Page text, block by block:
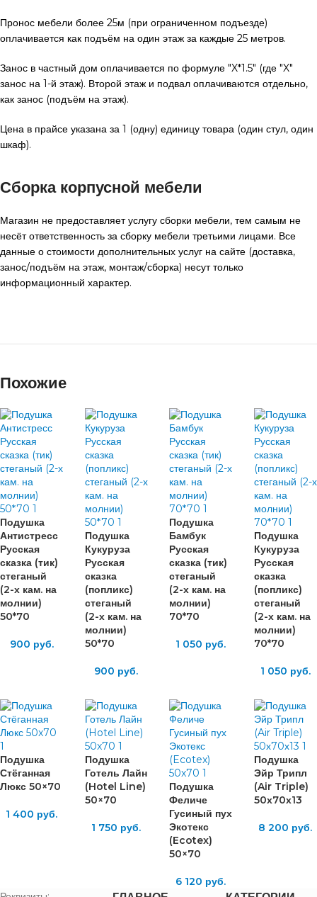
Пронос мебели более 25м (при ограниченном подъезде)
оплачивается как подъём на один этаж за каждые 25 метров.
Занос в частный дом оплачивается по формуле "X*1.5" (где "X"
занос на 1-й этаж). Второй этаж и подвал оплачиваются отдельно,
как занос (подъём на этаж).
Цена в прайсе указана за 1 (одну) единицу товара (один стул, один
шкаф).
Сборка корпусной мебели
Магазин не предоставляет услугу сборки мебели, тем самым не
несёт ответственность за сборку мебели третьими лицами. Все
данные о стоимости дополнительных услуг на сайте (доставка,
занос/подъём на этаж, монтаж/сборка) несут только
информационный характер.
Похожие
Подушка
Антистресс
Русская
сказка (тик)
стеганый
(2-х кам. на
молнии)
50*70
900 руб.
Подушка
Кукуруза
Русская
сказка
(попликс)
стеганый
(2-х кам. на
молнии)
50*70
900 руб.
Подушка
Бамбук
Русская
сказка (тик)
стеганый
(2-х кам. на
молнии)
70*70
1 050 руб.
Подушка
Кукуруза
Русская
сказка
(попликс)
стеганый
(2-х кам. на
молнии)
70*70
1 050 руб.
Подушка
Стёганная
Люкс 50×70
1 400 руб.
Подушка
Готель Лайн
(Hotel Line)
50×70
1 750 руб.
Подушка
Феличе
Гусиный пух
Экотекс
(Ecotex)
50×70
6 120 руб.
Подушка
Эйр Трипл
(Air Triple)
50х70х13
8 200 руб.